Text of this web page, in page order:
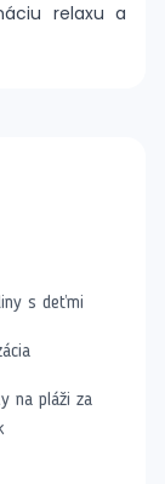
relaxu a
únik od
nákupných
výhodou pre
s deťmi
na pláži za